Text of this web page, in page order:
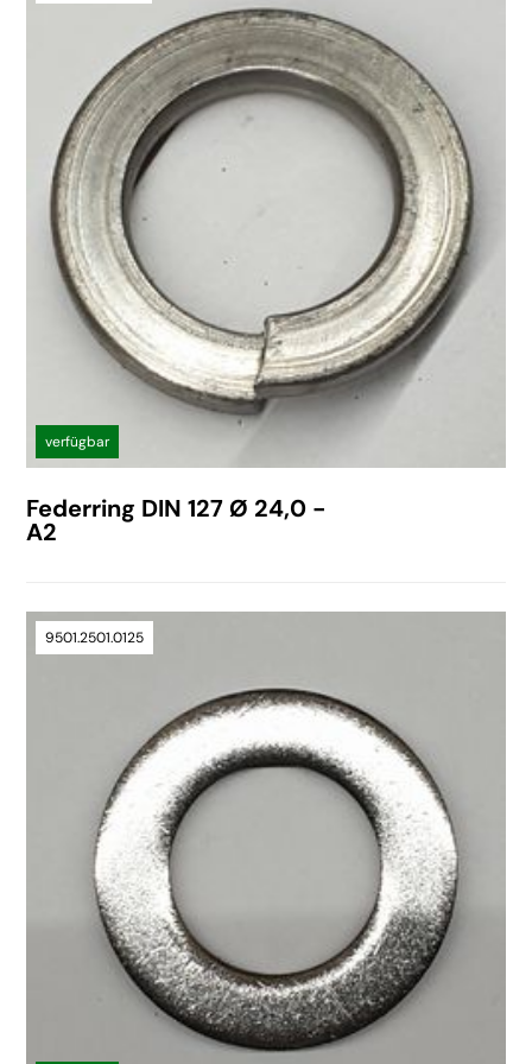
verfügbar
Federring DIN 127 Ø 24,0 -
A2
9501.2501.0125